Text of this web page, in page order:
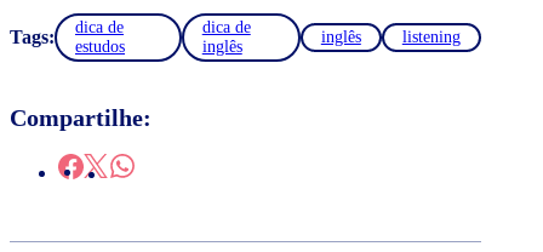
Tags:
dica de
estudos
dica de
inglês
inglês listening
Compartilhe: